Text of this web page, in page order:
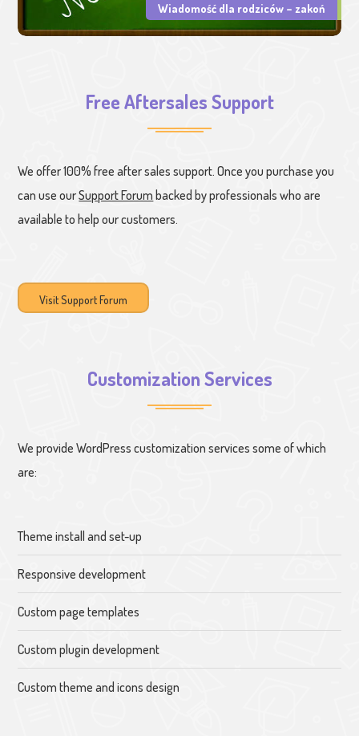
Wiadomość dla rodziców – zakoń
Free Aftersales Support
We offer 100% free after sales support. Once you purchase you
can use ourSupport Forum backed by professionals who are
available to help our customers.
Visit Support Forum
Customization Services
We provide WordPress customization services some of which
are:
Theme install and set-up
Responsive development
Custom page templates
Custom plugin development
Custom theme and icons design